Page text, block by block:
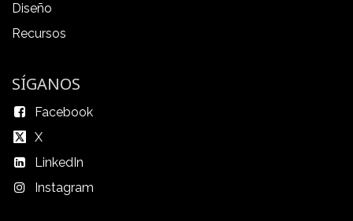
Diseño
Recursos
SÍGANOS
Facebook
X
LinkedIn
Instagram